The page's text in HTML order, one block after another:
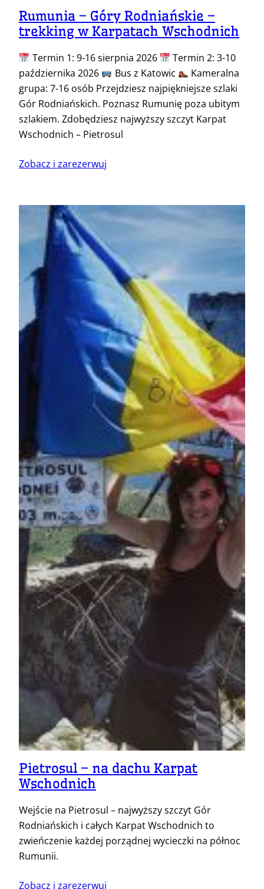
Rumunia – Góry Rodniańskie –
trekking w Karpatach Wschodnich
Termin 1: 9-16 sierpnia 2026
Termin 2: 3-10
października 2026
Bus z Katowic
Kameralna
grupa: 7-16 osób Przejdziesz najpiękniejsze szlaki
Gór Rodniańskich. Poznasz Rumunię poza ubitym
szlakiem. Zdobędziesz najwyższy szczyt Karpat
Wschodnich – Pietrosul
Zobacz i zarezerwuj
Pietrosul – na dachu Karpat
Wschodnich
Wejście na Pietrosul – najwyższy szczyt Gór
Rodniańskich i całych Karpat Wschodnich to
zwieńczenie każdej porządnej wycieczki na północ
Rumunii.
Zobacz i zarezerwuj